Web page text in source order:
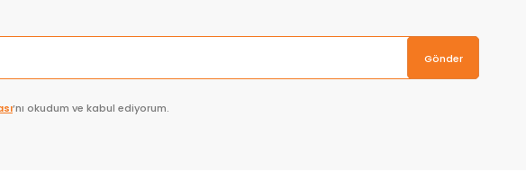
Gönder
’nı okudum ve kabul ediyorum.